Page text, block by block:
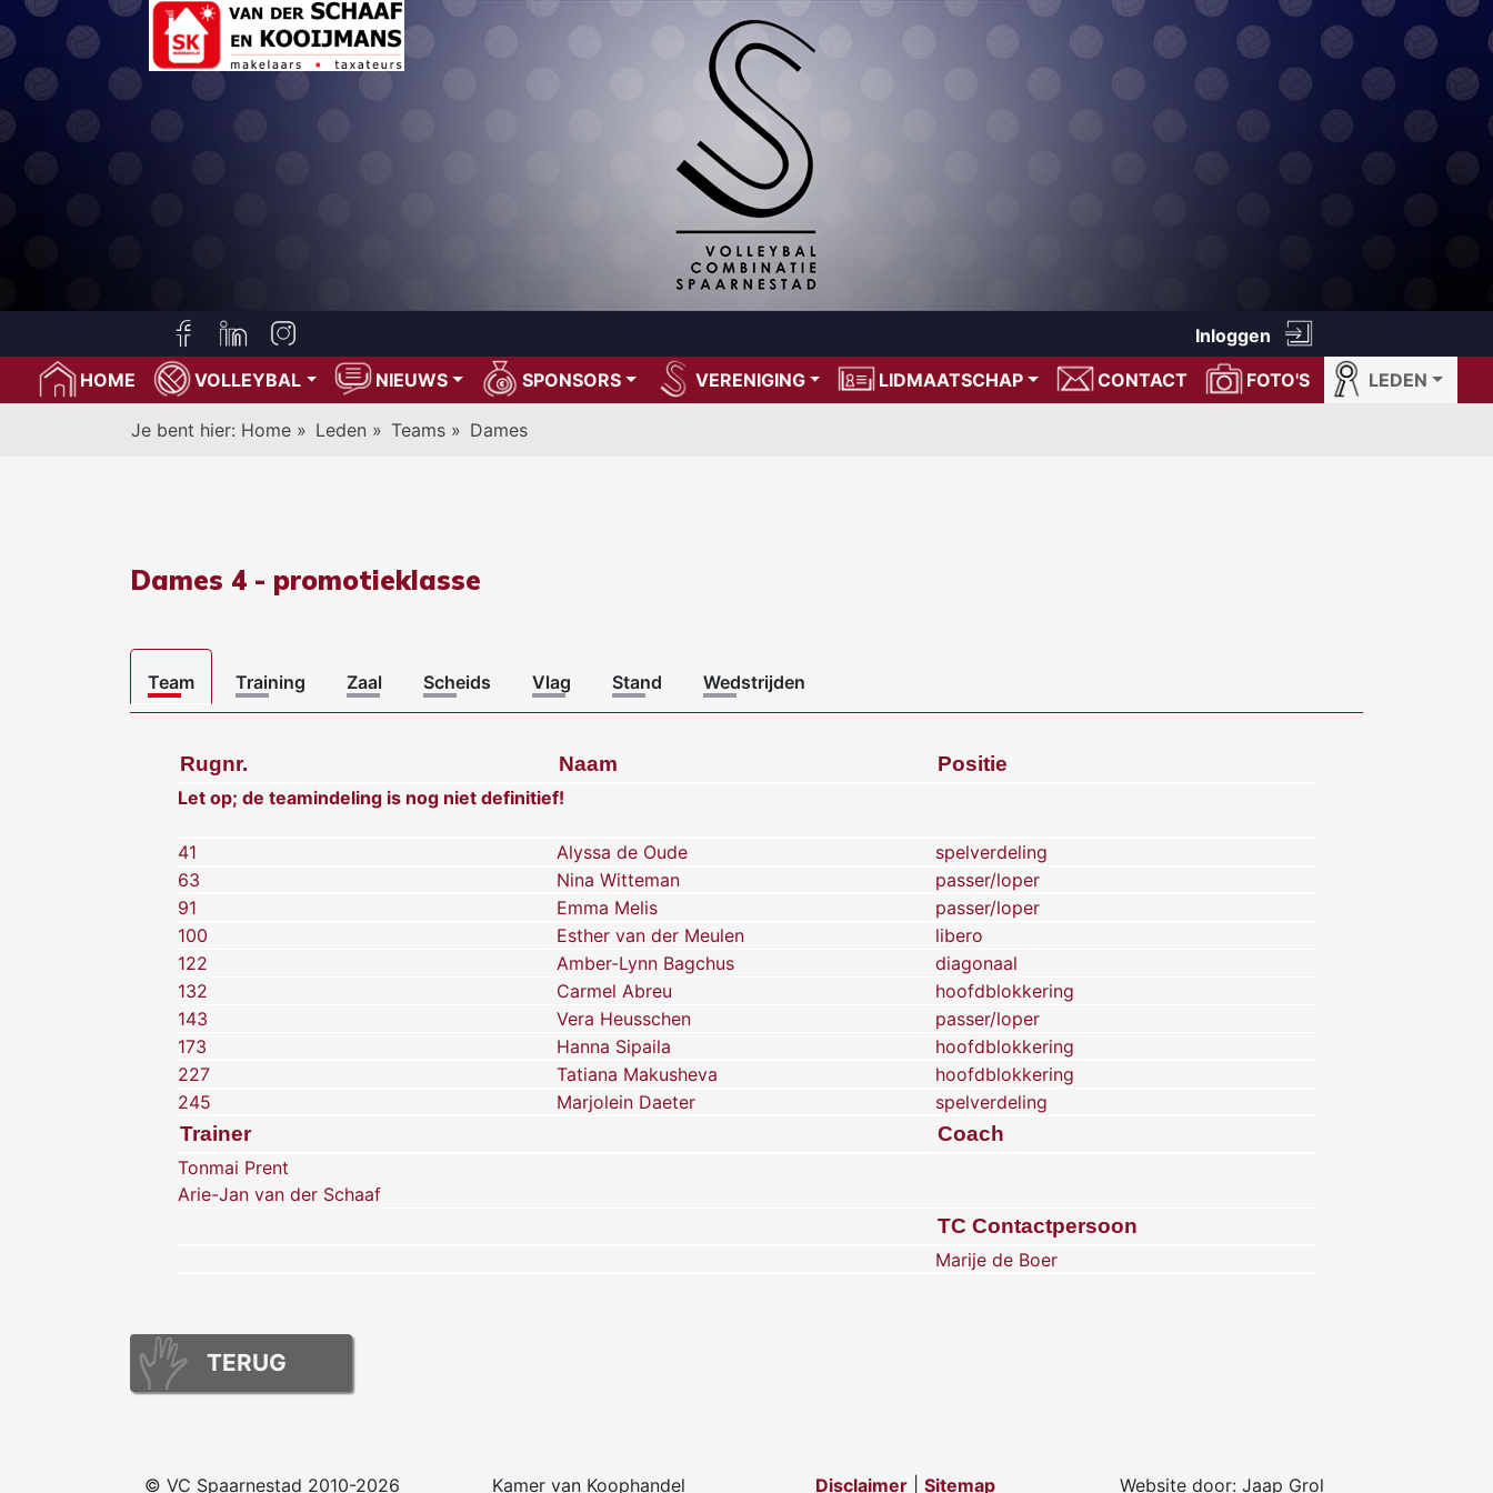
Inloggen
HOME
VOLLEYBAL NIEUWS SPONSORS VERENIGING LIDMAATSCHAP CONTACT FOTO'S LEDEN
Je bent hier: Home » Leden » Teams » Dames
Dames 4 - promotieklasse
Team Training Zaal Scheids Vlag Stand Wedstrijden
Let op; de teamindeling is nog niet definitief!
Rugnr. Naam Positie
41 Alyssa de Oude
spelverdeling
63
Nina Witteman
passer/loper
91
Emma Melis
passer/loper
100
Esther van der Meulen
libero
122
Amber-Lynn Bagchus
diagonaal
132
Carmel Abreu
hoofdblokkering
143
Vera Heusschen
passer/loper
173
Hanna Sipaila
hoofdblokkering
227
Tatiana Makusheva
hoofdblokkering
245
Marjolein Daeter spelverdeling
Trainer Coach
Tonmai Prent
Arie-Jan van der Schaaf
TC Contactpersoon
Marije de Boer
TERUG
© VC Spaarnestad 2010-2026 Kamer van Koophandel Disclaimer| Sitemap Website door: Jaap Grol